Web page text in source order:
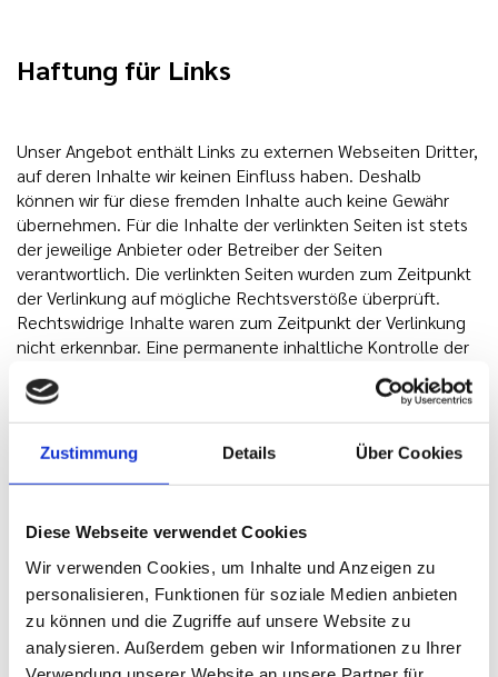
Zustimmung Details Über Cookies
Diese Webseite verwendet Cookies
Wir verwenden Cookies, um Inhalte und Anzeigen zu
personalisieren, Funktionen für soziale Medien anbieten
zu können und die Zugriffe auf unsere Website zu
analysieren. Außerdem geben wir Informationen zu Ihrer
Haftung für Links
Unser Angebot enthält Links zu externen Webseiten Dritter,
auf deren Inhalte wir keinen Einfluss haben. Deshalb
können wir für diese fremden Inhalte auch keine Gewähr
übernehmen. Für die Inhalte der verlinkten Seiten ist stets
der jeweilige Anbieter oder Betreiber der Seiten
verantwortlich. Die verlinkten Seiten wurden zum Zeitpunkt
der Verlinkung auf mögliche Rechtsverstöße überprüft.
Rechtswidrige Inhalte waren zum Zeitpunkt der Verlinkung
nicht erkennbar. Eine permanente inhaltliche Kontrolle der
einer Rechtsverletzung nicht zumutbar. Bei Bekanntwerden
von Rechtsverletzungen werden wir derartige Links
umgehend entfernen.
Datenschutzerklärung für die
Nutzung von Google Analytics
Diese Website benutzt Google Analytics, einen